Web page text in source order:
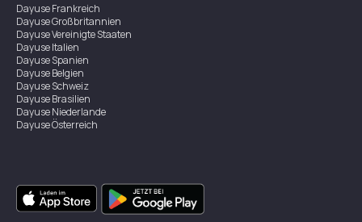
DayuseFrankreich
DayuseGroßbritannien
DayuseVereinigte Staaten
DayuseItalien
DayuseSpanien
DayuseBelgien
DayuseSchweiz
DayuseBrasilien
DayuseNiederlande
DayuseÖsterreich
DayuseSingapur
DayuseZweden
DayuseThailand